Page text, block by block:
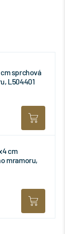
sprchová
L504401
cm
mramoru,